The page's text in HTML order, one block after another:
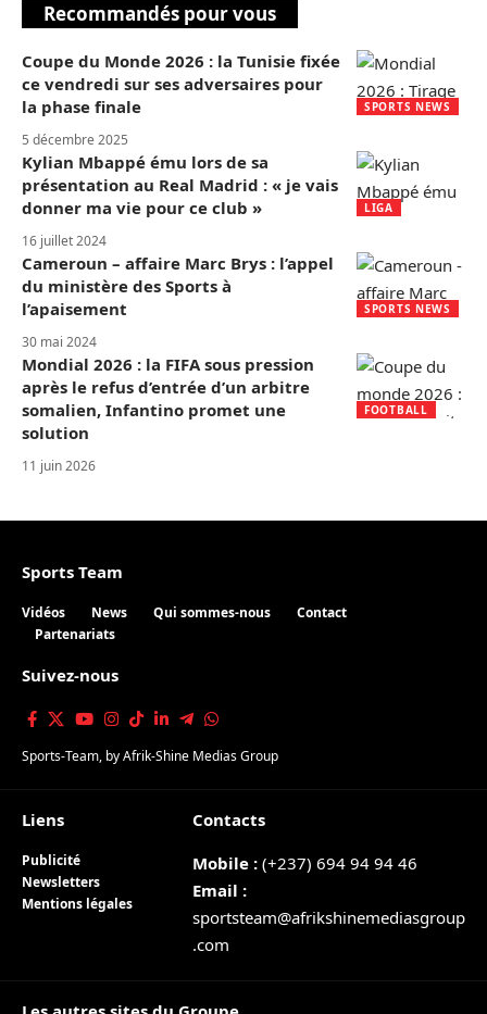
Recommandés pour vous
SPORTS NEWS
Coupe du Monde 2026 : la Tunisie fixée
ce vendredi sur ses adversaires pour
la phase finale
5 décembre 2025
LIGA
Kylian Mbappé ému lors de sa
présentation au Real Madrid : « je vais
donner ma vie pour ce club »
16 juillet 2024
SPORTS NEWS
Cameroun – affaire Marc Brys : l’appel
du ministère des Sports à
l’apaisement
30 mai 2024
FOOTBALL
Mondial 2026 : la FIFA sous pression
après le refus d’entrée d’un arbitre
somalien, Infantino promet une
solution
11 juin 2026
Sports Team
Vidéos News Qui sommes-nous
Contact
Partenariats
Suivez-nous
Sports-Team, byAfrik-Shine Medias Group
Liens
Publicité
Newsletters
Mentions légales
Contacts
Mobile : (+237) 694 94 94 46
Email :
sportsteam@afrikshinemediasgroup
.com